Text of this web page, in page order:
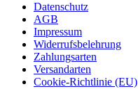
Datenschutz
AGB
Impressum
Widerrufsbelehrung
Zahlungsarten
Versandarten
Cookie-Richtlinie (EU)